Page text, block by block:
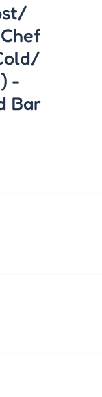
-
Bar